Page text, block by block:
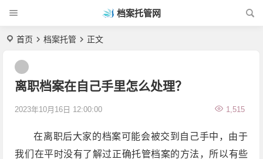
档案托管网
首页 档案托管 正文
离职档案在自己手里怎么处理？
2023年10月16日 12:00:00 1,515
在离职后大家的档案可能会被交到自己手中，由于
我们在平时没有了解过正确托管档案的方法，所以有些